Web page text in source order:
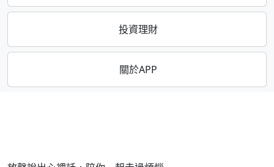
投資理財
關於APP